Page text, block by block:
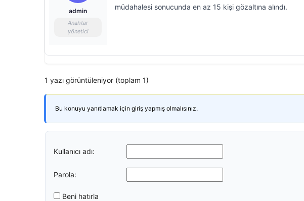
admin
Anahtar
yönetici
müdahalesi sonucunda en az 15 kişi gözaltına alındı.
1 yazı görüntüleniyor (toplam 1)
Bu konuyu yanıtlamak için giriş yapmış olmalısınız.
Kullanıcı adı:
Parola:
Beni hatırla